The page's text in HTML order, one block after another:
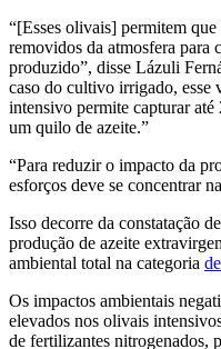
“[Esses olivais] permitem
removidos da atmosfera para
produzido”, disse Lázuli
caso do cultivo irrigado, esse
intensivo permite capturar
um quilo de azeite.”
“Para reduzir o impacto da
esforços deve se concentrar
Isso decorre da constatação
produção de azeite
ambiental total na categoria
Os impactos ambientais
elevados nos olivais
de fertilizantes nitrogenados,